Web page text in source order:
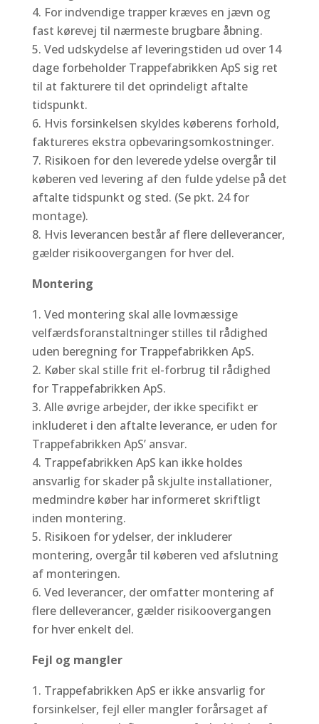
For indvendige trapper kræves en jævn og
fast kørevej til nærmeste brugbare åbning.
Ved udskydelse af leveringstiden ud over 14
dage forbeholder Trappefabrikken ApS sig ret
til at fakturere til det oprindeligt aftalte
tidspunkt.
Hvis forsinkelsen skyldes køberens forhold,
faktureres ekstra opbevaringsomkostninger.
Risikoen for den leverede ydelse overgår til
køberen ved levering af den fulde ydelse på det
aftalte tidspunkt og sted. (Se pkt. 24 for
montage).
Hvis leverancen består af flere delleverancer,
gælder risikoovergangen for hver del.
Montering
Ved montering skal alle lovmæssige
velfærdsforanstaltninger stilles til rådighed
uden beregning for Trappefabrikken ApS.
Køber skal stille frit el-forbrug til rådighed
for Trappefabrikken ApS.
Alle øvrige arbejder, der ikke specifikt er
inkluderet i den aftalte leverance, er uden for
Trappefabrikken ApS’ ansvar.
Trappefabrikken ApS kan ikke holdes
ansvarlig for skader på skjulte installationer,
medmindre køber har informeret skriftligt
inden montering.
Risikoen for ydelser, der inkluderer
montering, overgår til køberen ved afslutning
af monteringen.
Ved leverancer, der omfatter montering af
flere delleverancer, gælder risikoovergangen
for hver enkelt del.
Fejl og mangler
Trappefabrikken ApS er ikke ansvarlig for
forsinkelser, fejl eller mangler forårsaget af